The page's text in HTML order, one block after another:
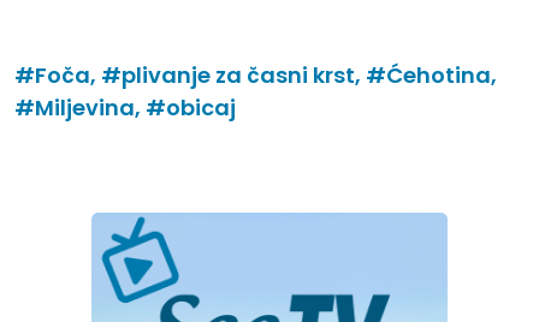
#Foča, #plivanje za časni krst, #Ćehotina,
#Miljevina, #obicaj